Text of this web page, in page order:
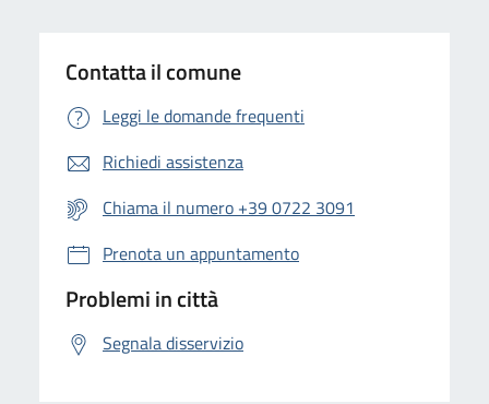
Contatta il comune
Leggi le domande frequenti
Richiedi assistenza
Chiama il numero +39 0722 3091
Prenota un appuntamento
Problemi in città
Segnala disservizio